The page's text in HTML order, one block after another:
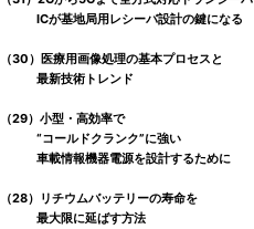
ICが基地局用レシーバ設計の鍵になる
（30）医療用画像処理の基本プロセスと
最新技術トレンド
（29）小型・高効率で
“コールドクランク”に強い
車載情報機器電源を設計するために
（28）リチウムバッテリーの寿命を
最大限に延ばす方法